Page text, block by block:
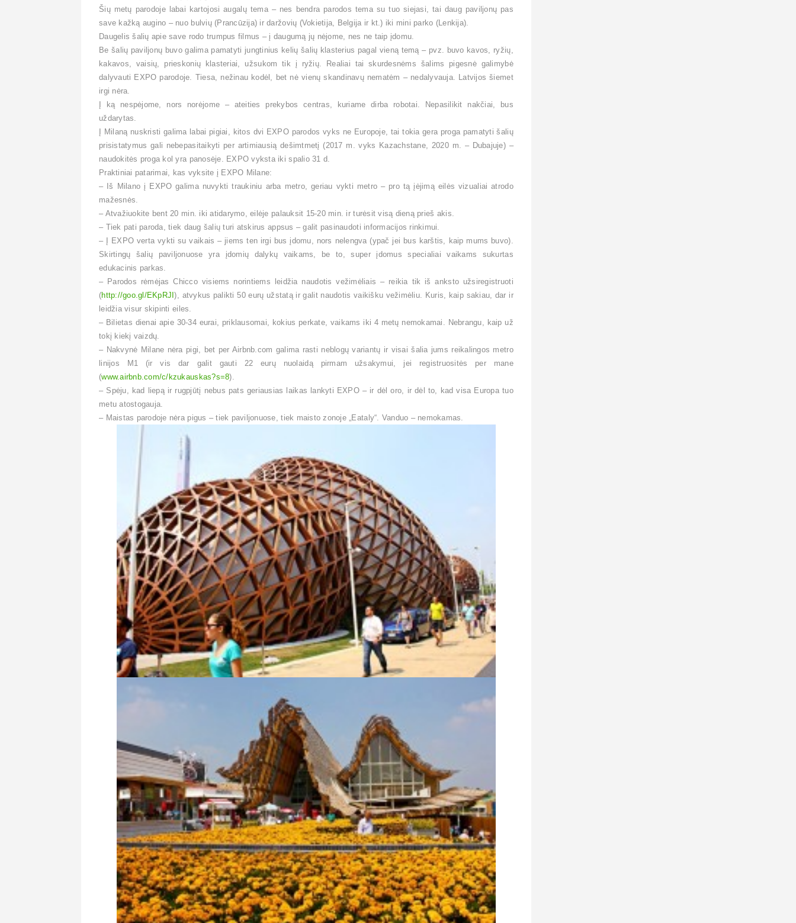
Šių metų parodoje labai kartojosi augalų tema – nes bendra parodos tema su tuo siejasi, tai daug paviljonų pas
save kažką augino – nuo bulvių (Prancūzija) ir daržovių (Vokietija, Belgija ir kt.) iki mini parko (Lenkija).
Daugelis šalių apie save rodo trumpus filmus – į daugumą jų nėjome, nes ne taip įdomu.
Be šalių paviljonų buvo galima pamatyti jungtinius kelių šalių klasterius pagal vieną temą – pvz. buvo kavos, ryžių,
kakavos, vaisių, prieskonių klasteriai, užsukom tik į ryžių. Realiai tai skurdesnėms šalims pigesnė galimybė
dalyvauti EXPO parodoje. Tiesa, nežinau kodėl, bet nė vienų skandinavų nematėm – nedalyvauja. Latvijos šiemet
irgi nėra.
Į ką nespėjome, nors norėjome – ateities prekybos centras, kuriame dirba robotai. Nepasilikit nakčiai, bus
uždarytas.
Į Milaną nuskristi galima labai pigiai, kitos dvi EXPO parodos vyks ne Europoje, tai tokia gera proga pamatyti šalių
prisistatymus gali nebepasitaikyti per artimiausią dešimtmetį (2017 m. vyks Kazachstane, 2020 m. – Dubajuje) –
naudokitės proga kol yra panosėje. EXPO vyksta iki spalio 31 d.
Praktiniai patarimai, kas vyksite į EXPO Milane:
– Iš Milano į EXPO galima nuvykti traukiniu arba metro, geriau vykti metro – pro tą įėjimą eilės vizualiai atrodo
mažesnės.
– Atvažiuokite bent 20 min. iki atidarymo, eilėje palauksit 15-20 min. ir turėsit visą dieną prieš akis.
– Tiek pati paroda, tiek daug šalių turi atskirus appsus – galit pasinaudoti informacijos rinkimui.
– Į EXPO verta vykti su vaikais – jiems ten irgi bus įdomu, nors nelengva (ypač jei bus karštis, kaip mums buvo).
Skirtingų šalių paviljonuose yra įdomių dalykų vaikams, be to, super įdomus specialiai vaikams sukurtas
edukacinis parkas.
– Parodos rėmėjas Chicco visiems norintiems leidžia naudotis vežimėliais – reikia tik iš anksto užsiregistruoti
(http://goo.gl/EKpRJI), atvykus palikti 50 eurų užstatą ir galit naudotis vaikišku vežimėliu. Kuris, kaip sakiau, dar ir
leidžia visur skipinti eiles.
– Bilietas dienai apie 30-34 eurai, priklausomai, kokius perkate, vaikams iki 4 metų nemokamai. Nebrangu, kaip už
tokį kiekį vaizdų.
– Nakvynė Milane nėra pigi, bet per Airbnb.com galima rasti neblogų variantų ir visai šalia jums reikalingos metro
linijos M1 (ir vis dar galit gauti 22 eurų nuolaidą pirmam užsakymui, jei registruositės per mane
(www.airbnb.com/c/kzukauskas?s=8).
– Spėju, kad liepą ir rugpjūtį nebus pats geriausias laikas lankyti EXPO – ir dėl oro, ir dėl to, kad visa Europa tuo
metu atostogauja.
– Maistas parodoje nėra pigus – tiek paviljonuose, tiek maisto zonoje „Eataly“. Vanduo – nemokamas.